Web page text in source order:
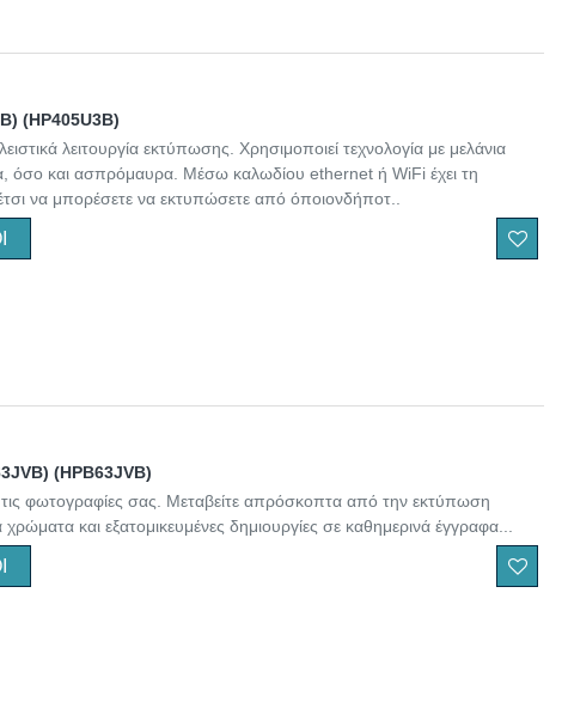
(HP405U3B)
λειτουργία εκτύπωσης. Χρησιμοποιεί τεχνολογία με μελάνια
όσο και ασπρόμαυρα. Μέσω καλωδίου ethernet ή WiFi έχει τη
να μπορέσετε να εκτυπώσετε από όποιονδήποτ..
(HPB63JVB)
τις φωτογραφίες σας. Μεταβείτε απρόσκοπτα από την εκτύπωση
και εξατομικευμένες δημιουργίες σε καθημερινά έγγραφα...